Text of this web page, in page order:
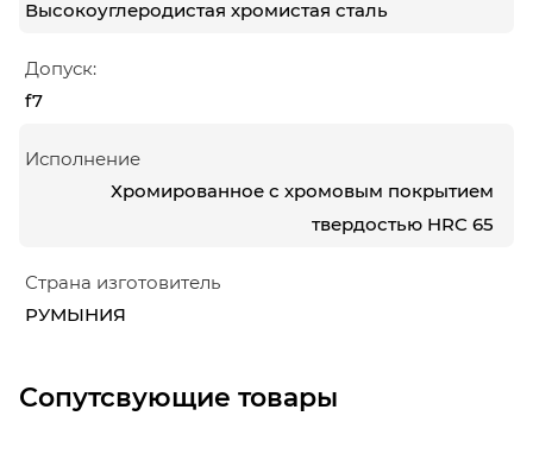
Высокоуглеродистая хромистая сталь
Допуск:
f7
Исполнение
Хромированное с хромовым покрытием
твердостью HRC 65
Страна изготовитель
РУМЫНИЯ
Сопутсвующие товары